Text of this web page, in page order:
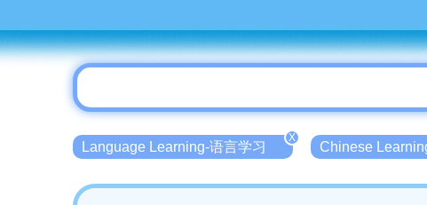
Language Learning-语言学习
X
Chinese